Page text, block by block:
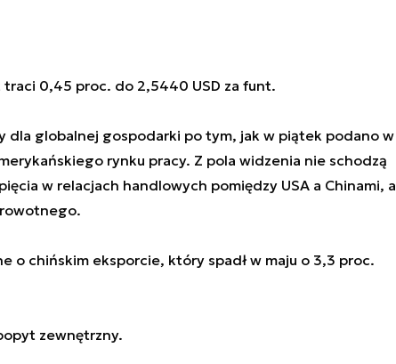
traci 0,45 proc. do 2,5440 USD za funt.
dla globalnej gospodarki po tym, jak w piątek podano w
rynku pracy. Z pola widzenia nie schodzą
w relacjach handlowych pomiędzy USA a Chinami, a
o chińskim eksporcie, który spadł w maju o 3,3 proc.
zewnętrzny.